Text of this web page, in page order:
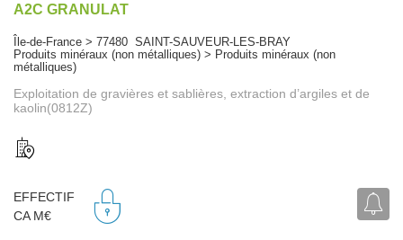
A2C GRANULAT
Île-de-France > 77480 SAINT-SAUVEUR-LES-BRAY
Produits minéraux (non métalliques) > Produits minéraux (non
métalliques)
Exploitation de gravières et sablières, extraction d’argiles et de
kaolin(0812Z)
EFFECTIF
CA M€